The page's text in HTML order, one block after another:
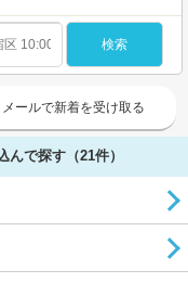
メールで新着を受け取る
で探す（21件）